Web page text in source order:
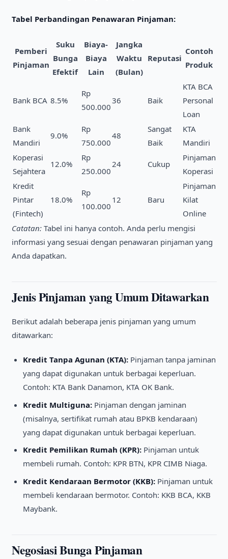
Tabel Perbandingan Penawaran Pinjaman:
Pemberi
Pinjaman
Suku
Bunga
Efektif
Biaya-
Biaya
Lain
Jangka
Waktu
(Bulan)
Reputasi
Contoh
Produk
Bank BCA 8.5%
Rp
500.000
36 Baik
KTA BCA
Personal
Loan
Bank
Mandiri
9.0%
Rp
750.000
48
Sangat
Baik
KTA
Mandiri
Koperasi
Sejahtera
12.0%
Rp
250.000
24 Cukup
Pinjaman
Koperasi
Kredit
Pintar
(Fintech)
18.0%
Rp
100.000
12 Baru
Pinjaman
Kilat
Online
Catatan:Tabel ini hanya contoh. Anda perlu mengisi
informasi yang sesuai dengan penawaran pinjaman yang
Anda dapatkan.
Jenis Pinjaman yang Umum Ditawarkan
Berikut adalah beberapa jenis pinjaman yang umum
ditawarkan:
Kredit Tanpa Agunan (KTA): Pinjaman tanpa jaminan
yang dapat digunakan untuk berbagai keperluan.
Contoh: KTA Bank Danamon, KTA OK Bank.
Kredit Multiguna: Pinjaman dengan jaminan
(misalnya, sertifikat rumah atau BPKB kendaraan)
yang dapat digunakan untuk berbagai keperluan.
Kredit Pemilikan Rumah (KPR): Pinjaman untuk
membeli rumah. Contoh: KPR BTN, KPR CIMB Niaga.
Kredit Kendaraan Bermotor (KKB): Pinjaman untuk
membeli kendaraan bermotor. Contoh: KKB BCA, KKB
Maybank.
Negosiasi Bunga Pinjaman